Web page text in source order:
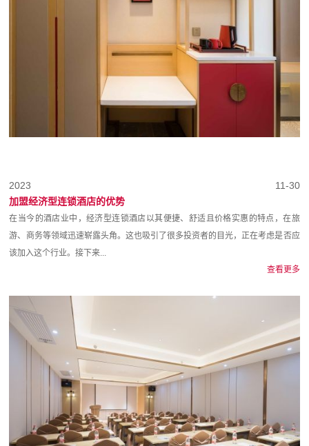
11-30
2023
加盟经济型连锁酒店的优势
在当今的酒店业中，经济型连锁酒店以其便捷、舒适且价格实惠的特点，在旅
游、商务等领域迅速崭露头角。这也吸引了很多投资者的目光，正在考虑是否应
该加入这个行业。接下来...
查看更多